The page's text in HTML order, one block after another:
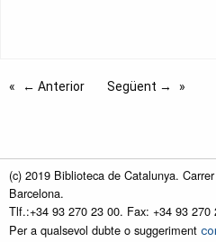
← Anterior Següent →
(c) 2019 Biblioteca de Catalunya.
Barcelona.
Tlf.:+34 93 270 23 00. Fax: +34 93 270
Per a qualsevol dubte o suggeriment